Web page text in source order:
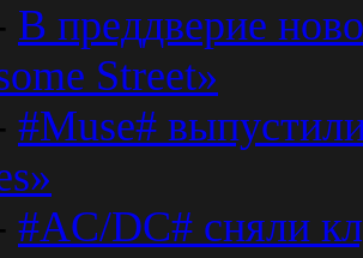
В преддверие
Street»
#Muse#
#AC/DC# сняли